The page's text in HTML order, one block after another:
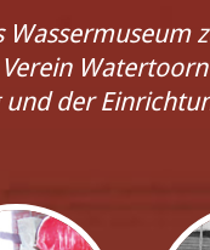
der